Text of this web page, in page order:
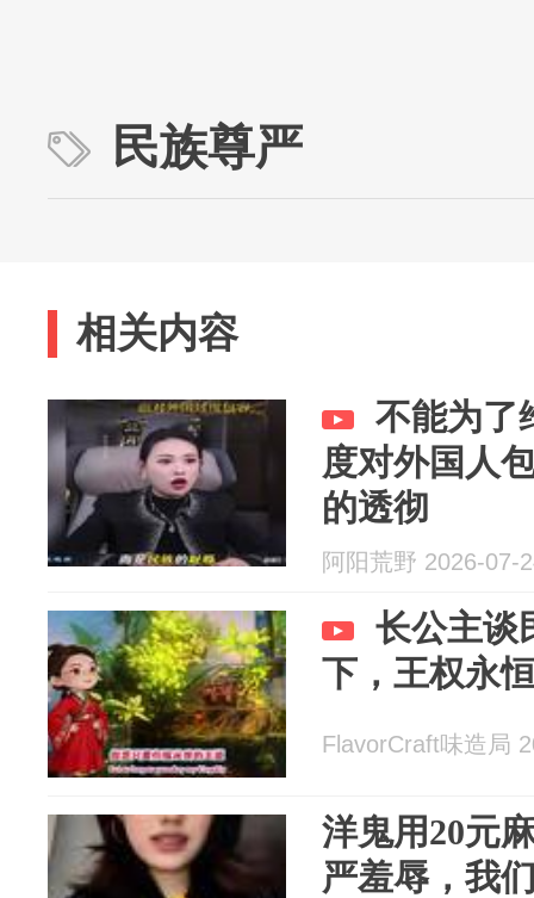
民族尊严
相关内容
不能为了
度对外国人
的透彻
阿阳荒野 2026-07-
长公主谈
下，王权永
FlavorCraft味造局
洋鬼用20元
严羞辱，我